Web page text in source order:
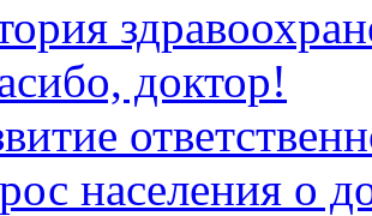
доктор!
населения о